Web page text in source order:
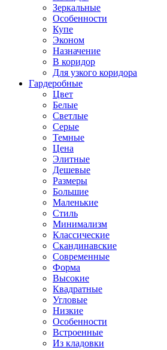
Зеркальные
Особенности
Купе
Эконом
Назначение
В коридор
Для узкого коридора
Гардеробные
Цвет
Белые
Светлые
Серые
Темные
Цена
Элитные
Дешевые
Размеры
Большие
Маленькие
Стиль
Минимализм
Классические
Скандинавские
Современные
Форма
Высокие
Квадратные
Угловые
Низкие
Особенности
Встроенные
Из кладовки